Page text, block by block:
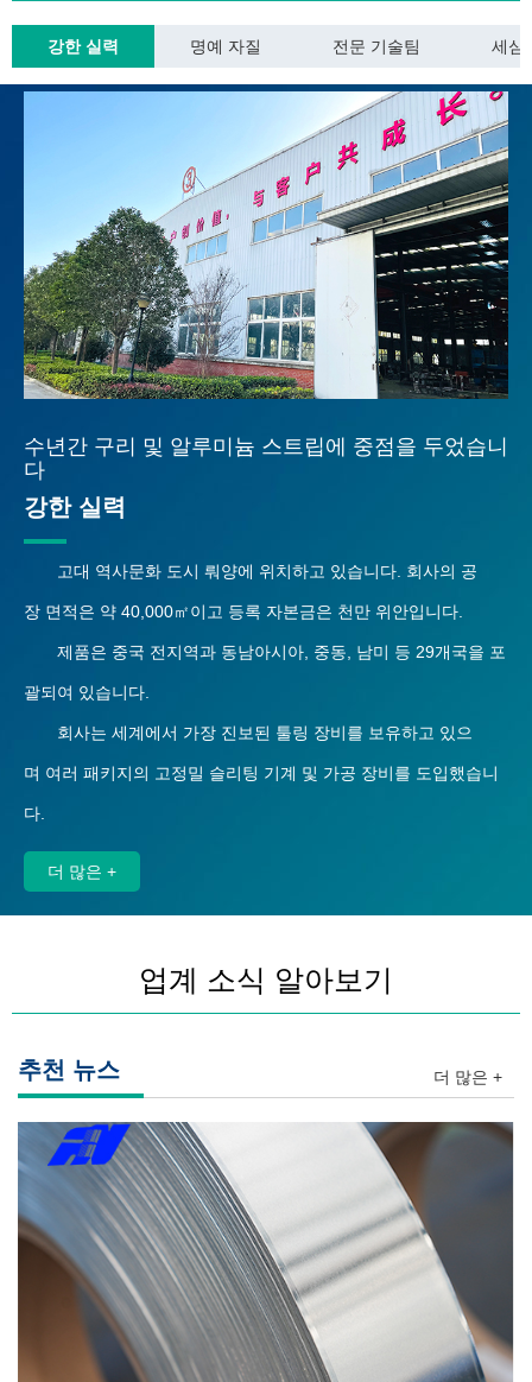
강한 실력 명예 자질 전문 기술팀 세심
수년간 구리 및 알루미늄 스트립에 중점을 두었습니
다
강한 실력
고대 역사문화 도시 뤄양에 위치하고 있습니다. 회사의 공
장 면적은 약 40,000㎡이고 등록 자본금은 천만 위안입니다.
제품은 중국 전지역과 동남아시아, 중동, 남미 등 29개국을 포
괄되여 있습니다.
회사는 세계에서 가장 진보된 툴링 장비를 보유하고 있으
며 여러 패키지의 고정밀 슬리팅 기계 및 가공 장비를 도입했습니
다.
더 많은 +
업계 소식 알아보기
추천 뉴스 더 많은 +